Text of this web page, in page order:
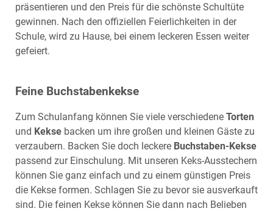
präsentieren und den Preis für die schönste Schultüte
gewinnen. Nach den offiziellen Feierlichkeiten in der
Schule, wird zu Hause, bei einem leckeren Essen weiter
gefeiert.
Feine Buchstabenkekse
Zum Schulanfang können Sie viele verschiedene Torten
und Kekse backen um ihre großen und kleinen Gäste zu
verzaubern. Backen Sie doch leckere Buchstaben-Kekse
passend zur Einschulung. Mit unseren Keks-Ausstechern
können Sie ganz einfach und zu einem günstigen Preis
die Kekse formen. Schlagen Sie zu bevor sie ausverkauft
sind. Die feinen Kekse können Sie dann nach Belieben